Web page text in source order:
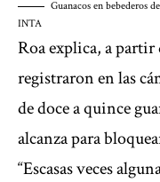
Guanacos en bebederos
INTA
Roa explica, a partir
registraron en las
de doce a quince
alcanza para
“Escasas veces